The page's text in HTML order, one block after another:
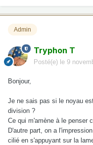
Admin
Tryphon T
Posté(e) le 9
Bonjour,
Je ne sais pas si le noyau
division ?
Ce qui m'amène à le penser
D'autre part, on a
cilié en s'appuyant sur la